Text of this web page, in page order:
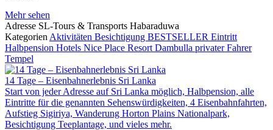
Mehr sehen
Adresse SL-Tours & Transports Habaraduwa
Kategorien Aktivitäten Besichtigung BESTSELLER Eintritt
Halbpension Hotels Nice Place Resort Dambulla privater Fahrer
Tempel
14 Tage – Eisenbahnerlebnis Sri Lanka
Start von jeder Adresse auf Sri Lanka möglich, Halbpension, alle
Eintritte für die genannten Sehenswürdigkeiten, 4 Eisenbahnfahrten,
Aufstieg Sigiriya, Wanderung Horton Plains Nationalpark,
Besichtigung Teeplantage, und vieles mehr.